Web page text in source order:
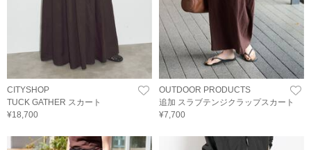
CITYSHOP
TUCK GATHER スカート
¥18,700
OUTDOOR PRODUCTS
追加 スラブテンジクラップスカート
¥7,700